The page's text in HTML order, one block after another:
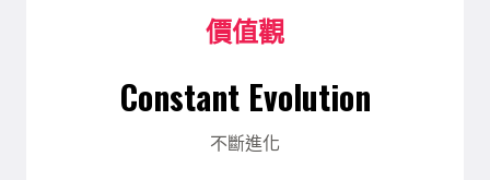
價值觀
Constant Evolution
不斷進化